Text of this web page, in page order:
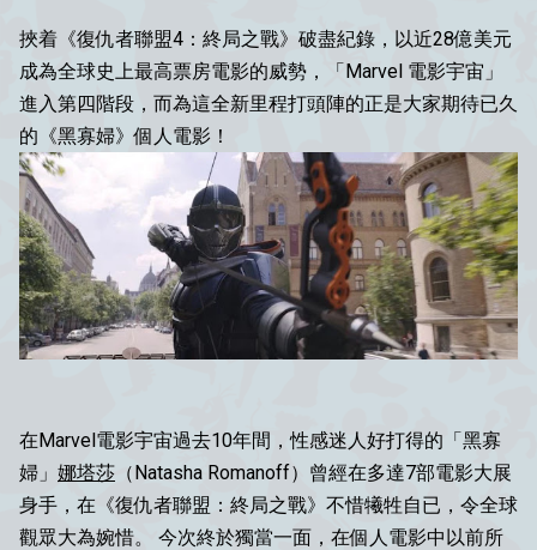
挾着《復仇者聯盟4：終局之戰》破盡紀錄，以近28億美元
成為全球史上最高票房電影的威勢，「Marvel 電影宇宙」
進入第四階段，而為這全新里程打頭陣的正是大家期待已久
的《黑寡婦》個人電影！
在Marvel電影宇宙過去10年間，性感迷人好打得的「黑寡
婦」 娜塔莎 （Natasha Romanoff）曾經在多達7部電影大展
身手，在《復仇者聯盟：終局之戰》不惜犧牲自已，令全球
觀眾大為婉惜。 今次終於獨當一面，在個人電影中以前所